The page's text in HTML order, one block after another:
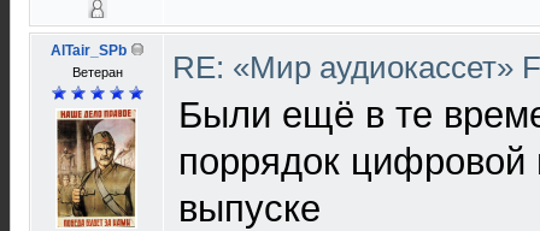
AlTair_SPb
Ветеран RE: «Мир аудиокассет»
Были ещё в те
поррядок
выпуске